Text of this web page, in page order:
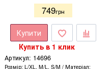
749грн
Купити
Купить в 1 клик
Артикул: 14696
Розмір L/XL, M/L, S/M
Матеріал